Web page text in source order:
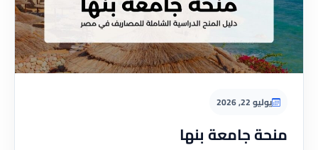
يوليو 22, 2026
منحة جامعة بنها